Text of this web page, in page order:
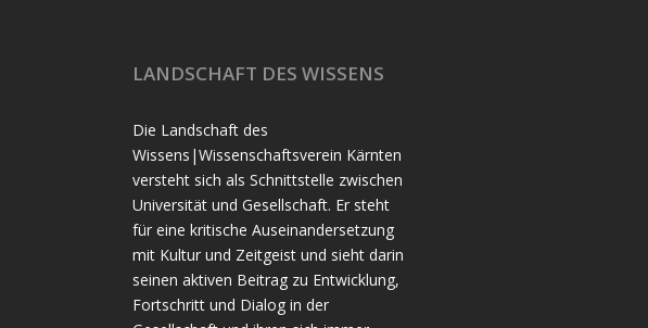
LANDSCHAFT DES WISSENS
Die Landschaft des
Wissens|Wissenschaftsverein Kärnten
versteht sich als Schnittstelle zwischen
Universität und Gesellschaft. Er steht
für eine kritische Auseinandersetzung
mit Kultur und Zeitgeist und sieht darin
seinen aktiven Beitrag zu Entwicklung,
Fortschritt und Dialog in der